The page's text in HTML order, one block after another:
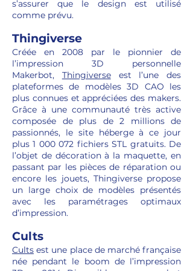
s’assurer que le design est utilisé
comme prévu.
Thingiverse
Créée en 2008 par le pionnier de
l’impression 3D personnelle
Makerbot, Thingiverseest l’une des
plateformes de modèles 3D CAO les
plus connues et appréciées des makers.
Grâce à une communauté très active
composée de plus de 2 millions de
passionnés, le site héberge à ce jour
plus1 000 072 fichiers STL gratuits. De
l’objet de décoration à la maquette, en
passant par les pièces de réparation ou
encore les jouets, Thingiverse propose
un large choix de modèles présentés
avec les paramétrages optimaux
d’impression.
Cults
Cults est une place de marché française
née pendant le boom de l’impression